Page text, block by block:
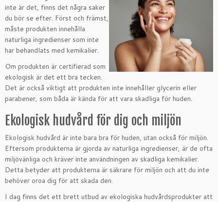
inte är det, finns det några saker
du bör se efter. Först och främst,
måste produkten innehålla
naturliga ingredienser som inte
har behandlats med kemikalier.
Om produkten är certifierad som
ekologisk är det ett bra tecken.
Det är också viktigt att produkten inte innehåller glycerin eller
parabener, som båda är kända för att vara skadliga för huden.
Ekologisk hudvård för dig och miljön
Ekologisk hudvård är inte bara bra för huden, utan också för miljön.
Eftersom produkterna är gjorda av naturliga ingredienser, är de ofta
miljövänliga och kräver inte användningen av skadliga kemikalier.
Detta betyder att produkterna är säkrare för miljön och att du inte
behöver oroa dig för att skada den.
I dag finns det ett brett utbud av ekologiska hudvårdsprodukter att